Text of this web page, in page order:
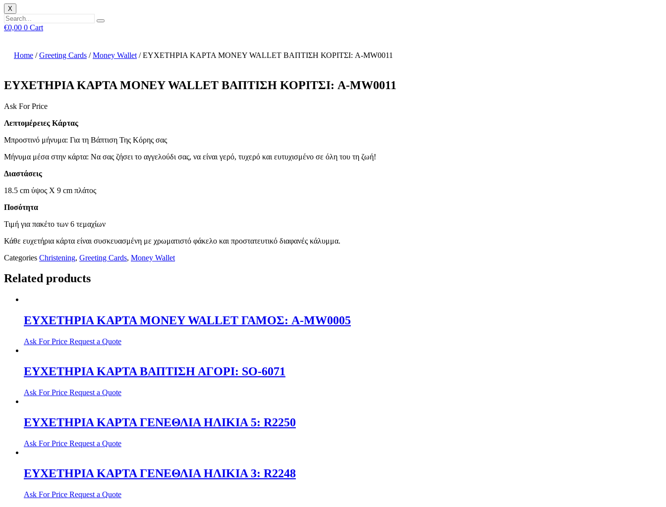
X
€0,00 0 Cart
Home /Greeting Cards /Money Wallet / ΕΥΧΕΤΗΡΙΑ ΚΑΡΤΑ MONEY WALLET ΒΑΠΤΙΣΗ ΚΟΡΙΤΣΙ: A-MW0011
ΕΥΧΕΤΗΡΙΑ ΚΑΡΤΑ MONEY WALLET ΒΑΠΤΙΣΗ ΚΟΡΙΤΣΙ: A-MW0011
Ask For Price
Λεπτομέρειες Κάρτας
Μπροστινό μήνυμα: Για τη Βάπτιση Της Κόρης σας
Μήνυμα μέσα στην κάρτα: Να σας ζήσει το αγγελούδι σας, να είναι γερό, τυχερό και ευτυχισμένο σε όλη του τη ζωή!
Διαστάσεις
18.5 cm ύψος X 9 cm πλάτος
Ποσότητα
Τιμή για πακέτο των 6 τεμαχίων
Κάθε ευχετήρια κάρτα είναι συσκευασμένη με χρωματιστό φάκελο και προστατευτικό διαφανές κάλυμμα.
Categories Christening, Greeting Cards, Money Wallet
Related products
ΕΥΧΕΤΗΡΙΑ ΚΑΡΤΑ MONEY WALLET ΓΑΜΟΣ: A-MW0005
Ask For Price Request a Quote
ΕΥΧΕΤΗΡΙΑ ΚΑΡΤΑ ΒΑΠΤΙΣΗ ΑΓΟΡΙ: SO-6071
Ask For Price Request a Quote
ΕΥΧΕΤΗΡΙΑ ΚΑΡΤΑ ΓΕΝΕΘΛΙΑ ΗΛΙΚΙΑ 5: R2250
Ask For Price Request a Quote
ΕΥΧΕΤΗΡΙΑ ΚΑΡΤΑ ΓΕΝΕΘΛΙΑ ΗΛΙΚΙΑ 3: R2248
Ask For Price Request a Quote